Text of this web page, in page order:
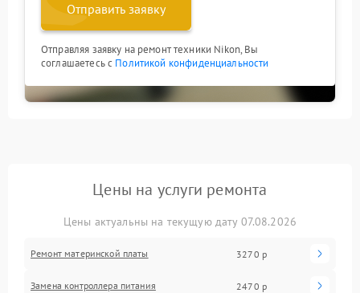
Отправить заявку
Отправляя заявку на ремонт техники Nikon, Вы
соглашаетесь с Политикой конфиденциальности
Цены на услуги ремонта
Цены актуальны на текущую дату 07.08.2026
Ремонт материнской платы 3270 р
Замена контроллера питания 2470 р